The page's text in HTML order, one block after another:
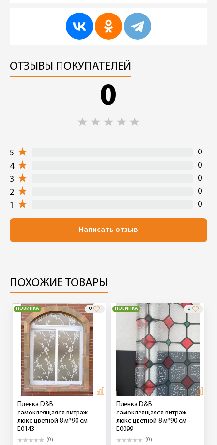
ОТЗЫВЫ ПОКУПАТЕЛЕЙ
0
5
0
4
0
3
0
2
0
1
0
Написать отзыв
ПОХОЖИЕ ТОВАРЫ
НОВИНКА 0
Пленка D&B
самоклеящаяся витраж
люкс цветной 8 м*90 см
Е0143
(0)
НОВИНКА 0
Пленка D&B
самоклеящаяся витраж
люкс цветной 8 м*90 см
Е0099
(0)